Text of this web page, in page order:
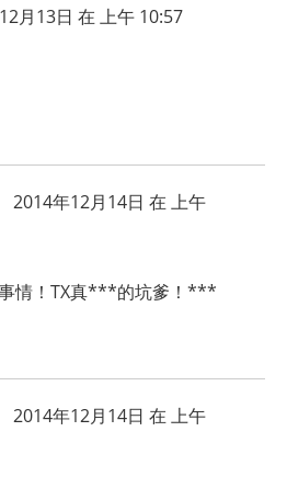
月13日 在 上午 10:57
2014年12月14日 在 上午
情！TX真***的坑爹！***
2014年12月14日 在 上午